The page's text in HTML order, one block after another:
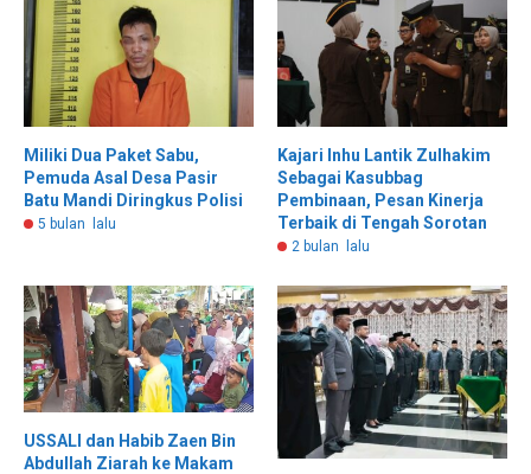
Miliki Dua Paket Sabu,
Pemuda Asal Desa Pasir
Batu Mandi Diringkus Polisi
5 bulan lalu
Kajari Inhu Lantik Zulhakim
Sebagai Kasubbag
Pembinaan, Pesan Kinerja
Terbaik di Tengah Sorotan
2 bulan lalu
USSALI dan Habib Zaen Bin
Abdullah Ziarah ke Makam